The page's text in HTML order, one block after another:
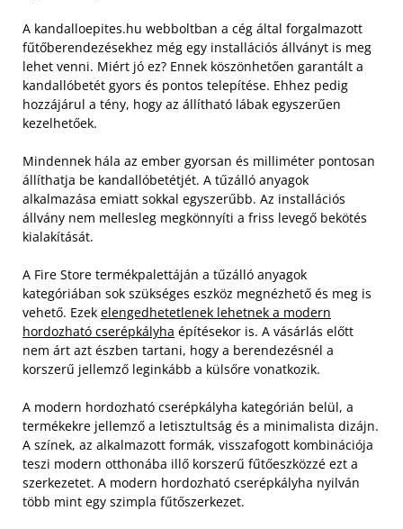
A kandalloepites.hu webboltban a cég által forgalmazott
fűtőberendezésekhez még egy installációs állványt is meg
lehet venni. Miért jó ez? Ennek köszönhetően garantált a
kandallóbetét gyors és pontos telepítése. Ehhez pedig
hozzájárul a tény, hogy az állítható lábak egyszerűen
kezelhetőek.
Mindennek hála az ember gyorsan és milliméter pontosan
állíthatja be kandallóbetétjét. A tűzálló anyagok
alkalmazása emiatt sokkal egyszerűbb. Az installációs
állvány nem mellesleg megkönnyíti a friss levegő bekötés
kialakítását.
A Fire Store termékpalettáján a tűzálló anyagok
kategóriában sok szükséges eszköz megnézhető és meg is
vehető. Ezek elengedhetetlenek lehetnek a modern
hordozható cserépkályha építésekor is. A vásárlás előtt
nem árt azt észben tartani, hogy a berendezésnél a
korszerű jellemző leginkább a külsőre vonatkozik.
A modern hordozható cserépkályha kategórián belül, a
termékekre jellemző a letisztultság és a minimalista dizájn.
A színek, az alkalmazott formák, visszafogott kombinációja
teszi modern otthonába illő korszerű fűtőeszközzé ezt a
szerkezetet. A modern hordozható cserépkályha nyilván
több mint egy szimpla fűtőszerkezet.